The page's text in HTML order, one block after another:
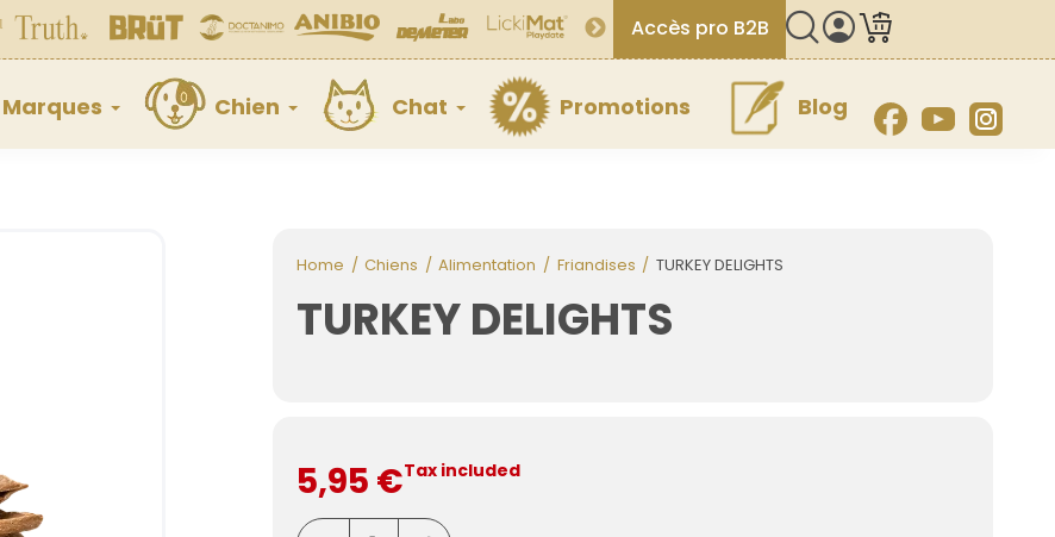
Accès pro B2B
Marques Chien Chat Promotions Blog Facebook
YouTube
Home Chiens Alimentation Friandises TURKEY DELIGHTS
TURKEY DELIGHTS
5,95 €Tax included